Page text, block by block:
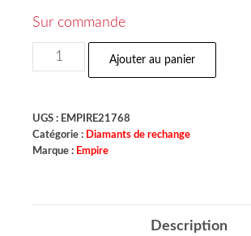
Sur commande
Ajouter au panier
UGS : EMPIRE21768
Catégorie : Diamants de rechange
Marque : Empire
Description